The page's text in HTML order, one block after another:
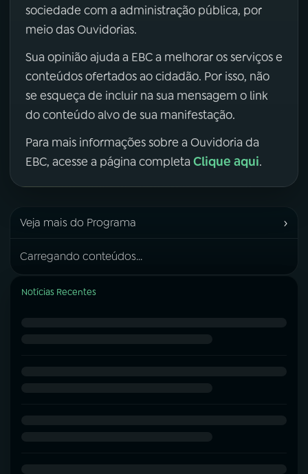
sociedade com a administração pública, por
meio das Ouvidorias.
Sua opinião ajuda a EBC a melhorar os serviços e
conteúdos ofertados ao cidadão. Por isso, não
se esqueça de incluir na sua mensagem o link
do conteúdo alvo de sua manifestação.
Para mais informações sobre a Ouvidoria da
EBC, acesse a página completa Clique aqui.
Veja mais do Programa ›
Carregando conteúdos...
Notícias Recentes